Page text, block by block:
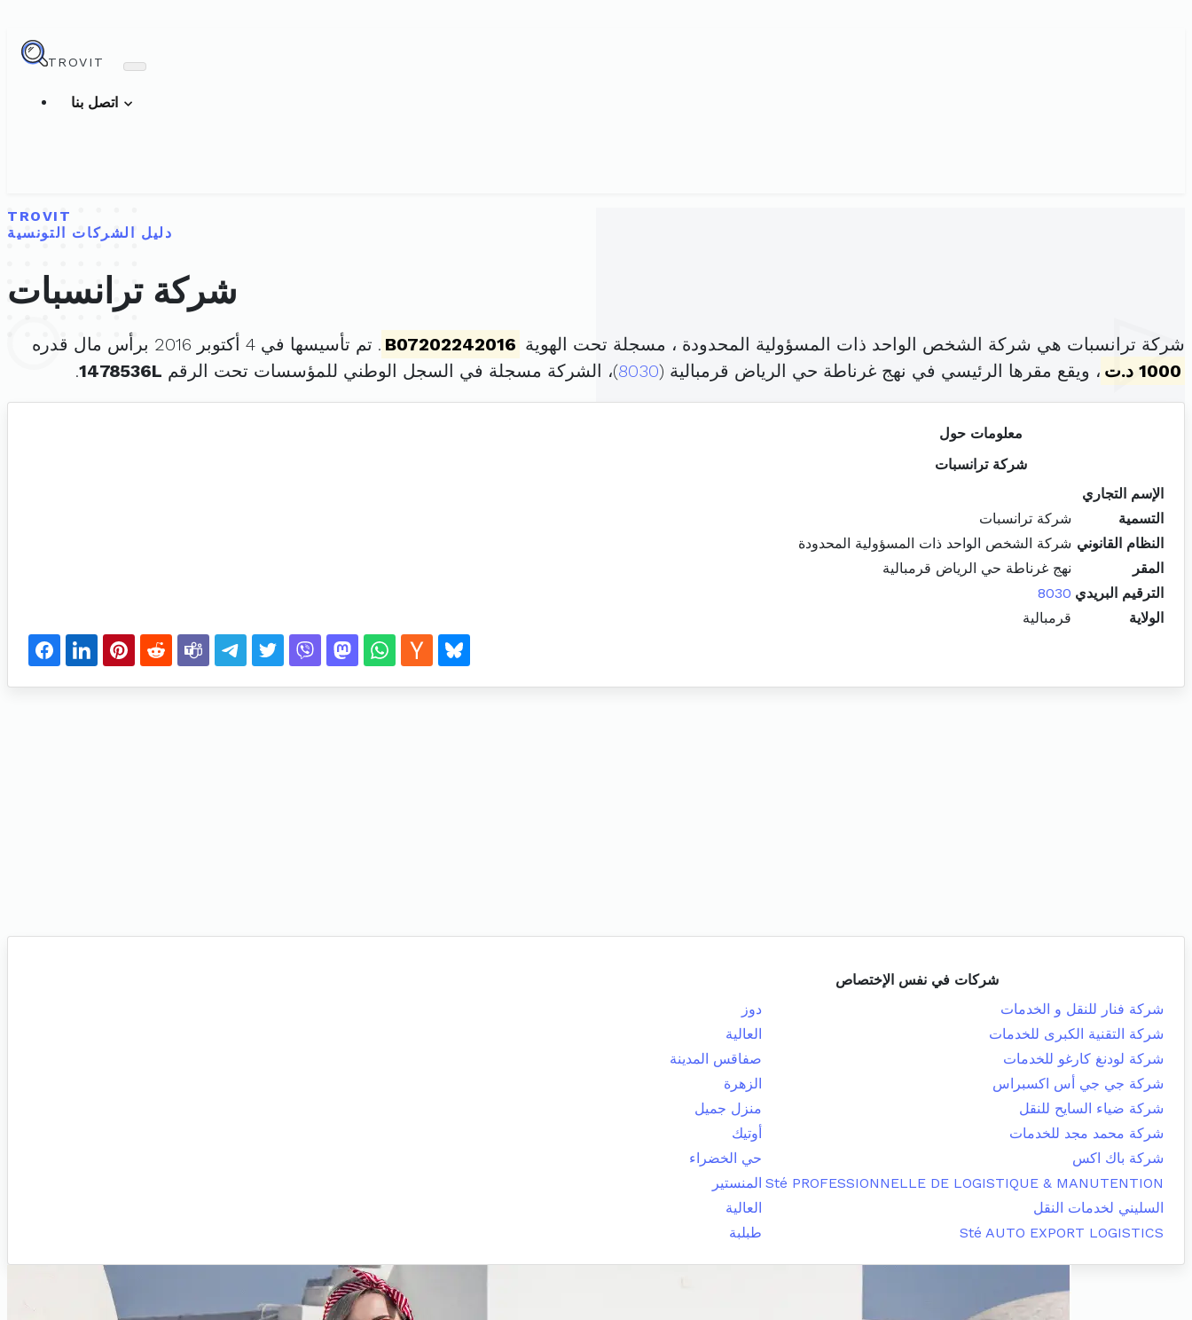
TROVIT
TROVIT
دليل الشركات التونسية
شركة ترانسبات
شركة ترانسبات هي شركة الشخص الواحد ذات المسؤولية المحدودة ، مسجلة تحت الهوية B07202242016 . تم تأسيسها في 4 أكتوبر 2016 برأس مال قدره
1000 د.ت
، ويقع مقرها الرئيسي في نهج غرناطة حي الرياض قرمبالية (8030)، الشركة مسجلة في السجل الوطني للمؤسسات تحت الرقم 1478536L
.
معلومات حول
شركة ترانسبات
الإسم التجاري
التسمية
شركة ترانسبات
النظام القانوني شركة الشخص الواحد ذات المسؤولية المحدودة
المقر
نهج غرناطة حي الرياض قرمبالية
الترقيم البريدي 8030
الولاية
قرمبالية
شركات في نفس الإختصاص
شركة فنار للنقل و الخدمات
دوز
شركة التقنية الكبرى للخدمات
العالية
شركة لودنغ كارغو للخدمات
صفاقس المدينة
شركة جي جي أس اكسبراس
الزهرة
شركة ضياء السايح للنقل
منزل جميل
شركة محمد مجد للخدمات
أوتيك
شركة باك اكس
حي الخضراء
Sté PROFESSIONNELLE DE LOGISTIQUE & MANUTENTION المنستير
السليني لخدمات النقل
العالية
Sté AUTO EXPORT LOGISTICS
طبلبة